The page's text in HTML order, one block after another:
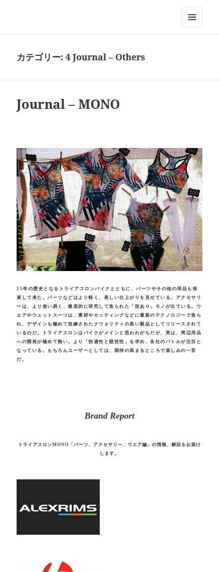
カテゴリー:4 Journal – Others
Journal – MONO
25年の歴史となるトライアスロンバイクとともに、パーツやその他の用品も発
展して来た。パーツなどはより軽く、美しい仕上がりを見せている。アクセサリ
ーは、より使い易く、徹底的に研究して造られた「技あり」モノが出ている。ウ
エアやウェットスーツは、素材やカッティングなどに最新のテクノロジーで造ら
れ、デザインも極めて洗練されたクウォリティの高い製品としてリリースされて
いるのだ。トライアスロンはバイクがメインと思われがちだが、実は、周辺用品
への開発が極めて熱い。より「快適性と競技性」を求め、各社のバトルが注目と
なっている。もちろんユーザーとしては、期待の高まるところで楽しみの一言
だ。
BrandReport
トライアスロンMONO「パーツ、アクセサリー、ウエア編」の情報、解説をお届け
します。